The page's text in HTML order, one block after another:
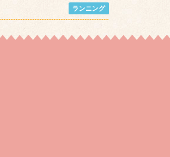
ランニング